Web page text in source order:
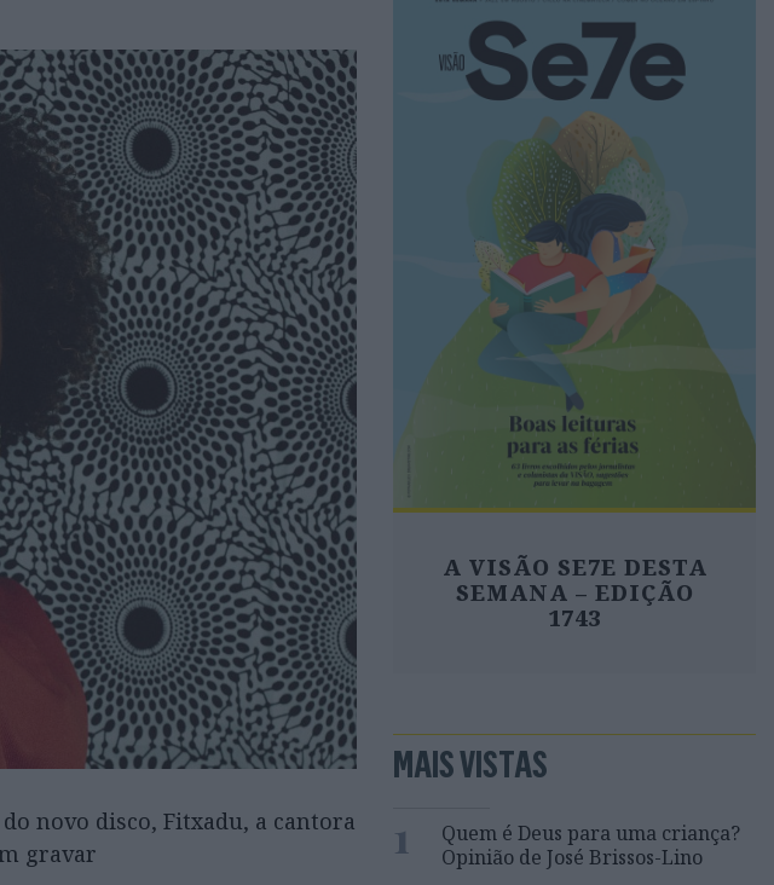
novo disco, Fitxadu, a cantora
gravar
A VISÃO SE7E DESTA
SEMANA – EDIÇÃO
1743
MAIS VISTAS
1
Quem é Deus para uma criança?
Opinião de José Brissos-Lino